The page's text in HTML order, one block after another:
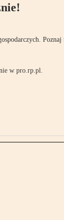
Poznaj
w pro.rp.pl.